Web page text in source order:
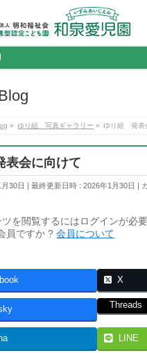
» ゆり組 写真ギャラリー » ゆり組 発表
会に向けて
30日 最終更新日時 : 2026年1月30日
ツを閲覧するにはログインが必
員ですか ?会員について
X
Threads
LINE